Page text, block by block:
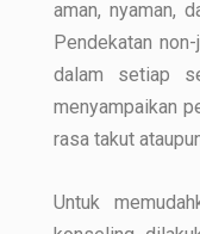
aman, nyaman,
Pendekatan
dalam setiap
menyampaikan
rasa takut
Untuk